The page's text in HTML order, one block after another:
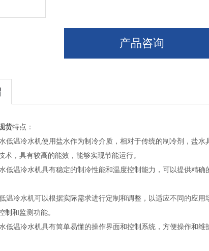
产品咨询
货特点：
低温冷水机使用盐水作为制冷介质，相对于传统的制冷剂，盐
术，具有较高的能效，能够实现节能运行。
低温冷水机具有稳定的制冷性能和温度控制能力，可以提供精
温冷水机可以根据实际需求进行定制和调整，以适应不同的应
制和监测功能。
低温冷水机具有简单易懂的操作界面和控制系统，方便操作和